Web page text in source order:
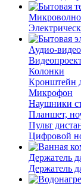
Аудио-
Колонки
Кронштейн
Микрофон
Наушники
Планшет,
Пульт
Цифровой
Держатель
Держатель